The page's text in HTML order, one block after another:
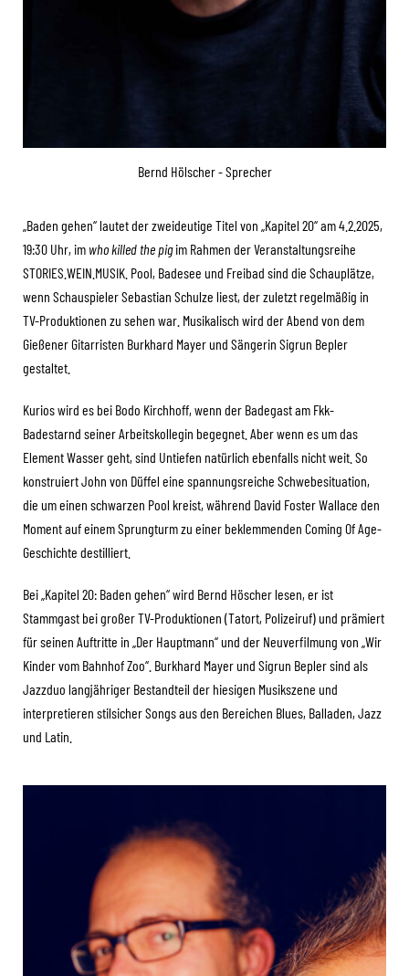
Bernd Hölscher - Sprecher
„Baden gehen“ lautet der zweideutige Titel von „Kapitel 20“ am 4.2.2025,
19:30 Uhr, im who killed the pigim Rahmen der Veranstaltungsreihe
STORIES.WEIN.MUSIK. Pool, Badesee und Freibad sind die Schauplätze,
wenn Schauspieler Sebastian Schulze liest, der zuletzt regelmäßig in
TV-Produktionen zu sehen war. Musikalisch wird der Abend von dem
Gießener Gitarristen Burkhard Mayer und Sängerin Sigrun Bepler
gestaltet.
Kurios wird es bei Bodo Kirchhoff, wenn der Badegast am Fkk-
Badestarnd seiner Arbeitskollegin begegnet. Aber wenn es um das
Element Wasser geht, sind Untiefen natürlich ebenfalls nicht weit. So
konstruiert John von Düffel eine spannungsreiche Schwebesituation,
die um einen schwarzen Pool kreist, während David Foster Wallace den
Moment auf einem Sprungturm zu einer beklemmenden Coming Of Age-
Geschichte destilliert.
Bei „Kapitel 20: Baden gehen“ wird Bernd Höscher lesen, er ist
Stammgast bei großer TV-Produktionen (Tatort, Polizeiruf) und prämiert
für seinen Auftritte in „Der Hauptmann“ und der Neuverfilmung von „Wir
Kinder vom Bahnhof Zoo“. Burkhard Mayer und Sigrun Bepler sind als
Jazzduo langjähriger Bestandteil der hiesigen Musikszene und
interpretieren stilsicher Songs aus den Bereichen Blues, Balladen, Jazz
und Latin.